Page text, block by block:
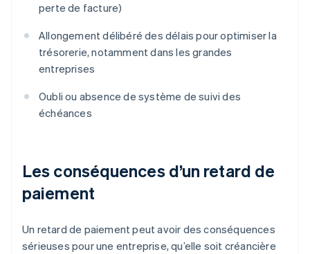
perte de facture)
Allongement délibéré des délais pour optimiser la
trésorerie, notamment dans les grandes
entreprises
Oubli ou absence de système de suivi des
échéances
Les conséquences d’un retard de
paiement
Un retard de paiement peut avoir des conséquences
sérieuses pour une entreprise, qu’elle soit créancière